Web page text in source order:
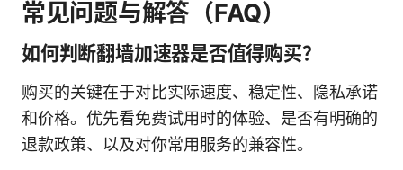
常见问题与解答（FAQ）
如何判断翻墙加速器是否值得购买？
购买的关键在于对比实际速度、稳定性、隐私承诺
和价格。优先看免费试用时的体验、是否有明确的
退款政策、以及对你常用服务的兼容性。